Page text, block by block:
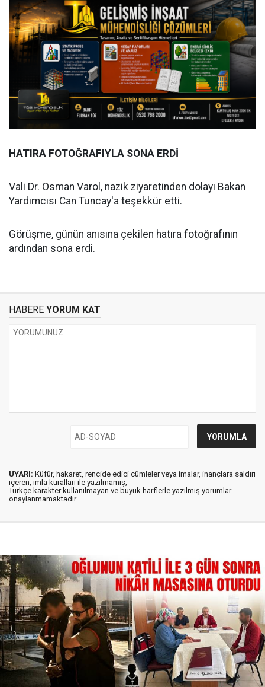
HATIRA FOTOĞRAFIYLA SONA ERDİ
Vali Dr. Osman Varol, nazik ziyaretinden dolayı Bakan
Yardımcısı Can Tuncay'a teşekkür etti.
Görüşme, günün anısına çekilen hatıra fotoğrafının
ardından sona erdi.
HABERE YORUM KAT
UYARI: Küfür, hakaret, rencide edici cümleler veya imalar, inançlara saldırı
içeren, imla kuralları ile yazılmamış,
Türkçe karakter kullanılmayan ve büyük harflerle yazılmış yorumlar
onaylanmamaktadır.